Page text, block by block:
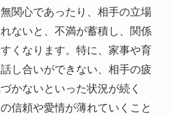
関心であったり、相手の立場
ないと、不満が蓄積し、関係
くなります。特に、家事や育
し合いができない、相手の疲
かないといった状況が続く
信頼や愛情が薄れていくこと